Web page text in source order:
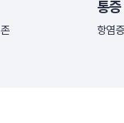
통
항염